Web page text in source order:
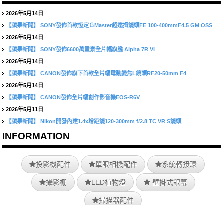
2026年5月14日
【蘋果新聞】
SONY發佈首款恆定ＧMaster超遠攝鏡頭FE 100-400mmF4.5 GM OSS
2026年5月14日
【蘋果新聞】
SONY發佈6600萬畫素全片幅旗艦 Alpha 7R VI
2026年5月14日
【蘋果新聞】
CANON發佈旗下首款全片幅電動變焦L鏡頭RF20-50mm F4
2026年5月14日
【蘋果新聞】
CANON發佈全片幅創作影音機EOS-R6V
2026年5月11日
【蘋果新聞】
Nikon開發內建1.4x增距鏡120-300mm f/2.8 TC VR S鏡頭
INFORMATION
投影機配件 單眼相機配件 系統轉接環
攝影棚 LED植物燈 壁掛式銀幕
掃描器配件